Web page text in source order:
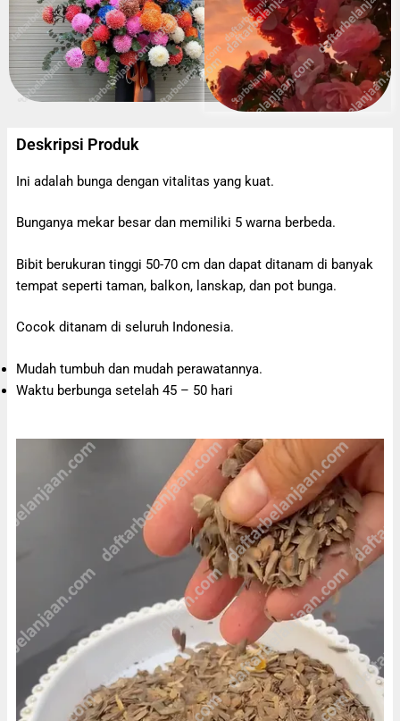
Deskripsi Produk
Ini adalah bunga dengan vitalitas yang kuat.
Bunganya mekar besar dan memiliki 5 warna berbeda.
Bibit berukuran tinggi 50-70 cm dan dapat ditanam di banyak
tempat seperti taman, balkon, lanskap, dan pot bunga.
Cocok ditanam di seluruh Indonesia.
Mudah tumbuh dan mudah perawatannya.
Waktu berbunga setelah 45 – 50 hari